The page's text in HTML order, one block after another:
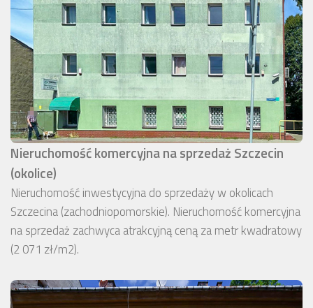
Nieruchomość komercyjna na sprzedaż Szczecin
(okolice)
Nieruchomość inwestycyjna do sprzedaży w okolicach
Szczecina (zachodniopomorskie). Nieruchomość komercyjna
na sprzedaż zachwyca atrakcyjną ceną za metr kwadratowy
(2 071 zł/m2).